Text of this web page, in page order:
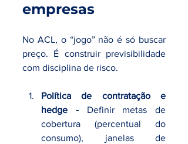
empresas
No ACL, o “jogo” não é só buscar
preço. É construir previsibilidade
com disciplina de risco.
Política de contratação e
hedge - Definir metas de
cobertura (percentual do
consumo), janelas de